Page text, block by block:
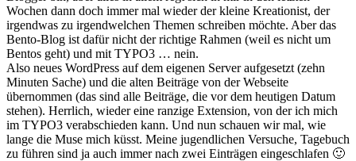
Wochen dann doch immer mal wieder der kleine Kreationist, der
irgendwas zu irgendwelchen Themen schreiben möchte. Aber das
Bento-Blog ist dafür nicht der richtige Rahmen (weil es nicht um
Bentos geht) und mit TYPO3 … nein.
Also neues WordPress auf dem eigenen Server aufgesetzt (zehn
Minuten Sache) und die alten Beiträge von der Webseite
übernommen (das sind alle Beiträge, die vor dem heutigen Datum
stehen). Herrlich, wieder eine ranzige Extension, von der ich mich
im TYPO3 verabschieden kann. Und nun schauen wir mal, wie
lange die Muse mich küsst. Meine jugendlichen Versuche, Tagebuch
zu führen sind ja auch immer nach zwei Einträgen eingeschlafen 🙂